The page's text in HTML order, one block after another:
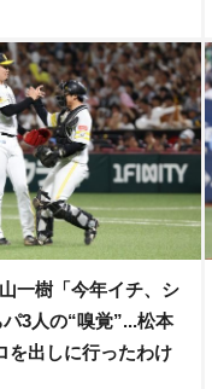
一樹「今年イチ、シ
3人の“嗅覚”...松本
を出しに行ったわけ